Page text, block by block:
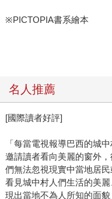
※PICTOPIA書系繪本
名人推薦
[國際讀者好評]
「每當電視報導巴西的城
邀請讀者看向美麗的窗外
們無法忽視現實中當地居
看見城中村人們生活的美
現出當地不為人所知的面